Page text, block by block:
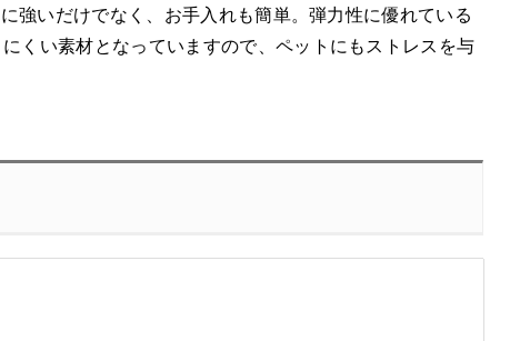
強いだけでなく、お手入れも簡単。弾力性に優れている
くい素材となっていますので、ペットにもストレスを与